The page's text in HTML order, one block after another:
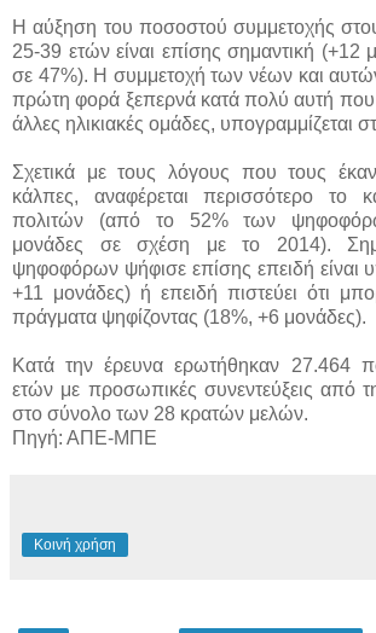
Η αύξηση του ποσοστού συμμετοχής
25-39 ετών είναι επίσης σημαντική
σε 47%). Η συμμετοχή των νέων και
πρώτη φορά ξεπερνά κατά πολύ αυτή που
άλλες ηλικιακές ομάδες, υπογραμμίζεται
Σχετικά με τους λόγους που τους
κάλπες, αναφέρεται περισσότερο το
πολιτών (από το 52% των
μονάδες σε σχέση με το 2014).
ψηφοφόρων ψήφισε επίσης επειδή είναι
+11 μονάδες) ή επειδή πιστεύει ότι
πράγματα ψηφίζοντας (18%, +6 μονάδες).
Κατά την έρευνα ερωτήθηκαν 27.464
ετών με προσωπικές συνεντεύξεις από
στο σύνολο των 28 κρατών μελών.
Πηγή: ΑΠΕ-ΜΠΕ
Κοινή χρήση